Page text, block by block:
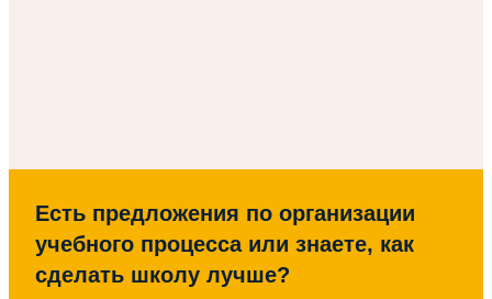
Есть предложения по организации
учебного процесса или знаете, как
сделать школу лучше?